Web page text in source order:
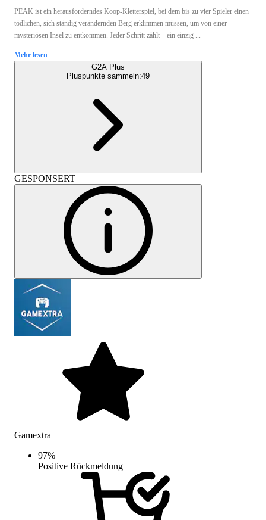
PEAK ist ein herausforderndes Koop-Kletterspiel, bei dem bis zu vier Spieler einen
tödlichen, sich ständig verändernden Berg erklimmen müssen, um von einer
mysteriösen Insel zu entkommen. Jeder Schritt zählt – ein einzig ...
Mehr lesen
G2A Plus
Pluspunkte sammeln:49
GESPONSERT
Gamextra
97%
Positive Rückmeldung